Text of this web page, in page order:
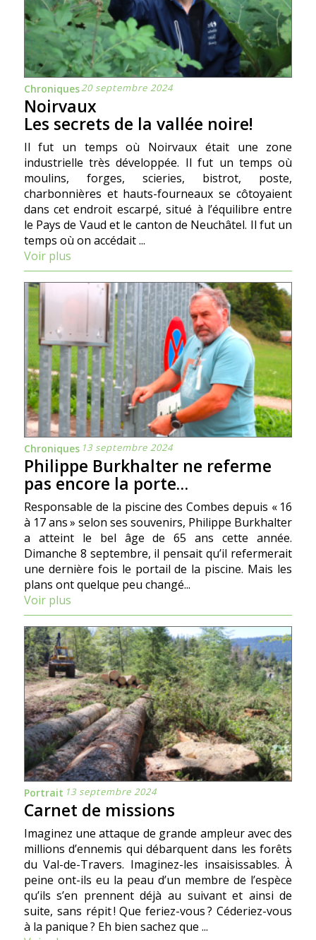
Chroniques20 septembre 2024
Noirvaux
Les secrets de la vallée noire!
Il fut un temps où Noirvaux était une zone
industrielle très développée. Il fut un temps où
moulins, forges, scieries, bistrot, poste,
charbonnières et hauts-fourneaux se côtoyaient
dans cet endroit escarpé, situé à l’équilibre entre
le Pays de Vaud et le canton de Neuchâtel. Il fut un
temps où on accédait ...
Voir plus
Chroniques 13 septembre 2024
Philippe Burkhalter ne referme
pas encore la porte…
Responsable de la piscine des Combes depuis « 16
à 17 ans » selon ses souvenirs, Philippe Burkhalter
a atteint le bel âge de 65 ans cette année.
Dimanche 8 septembre, il pensait qu’il refermerait
une dernière fois le portail de la piscine. Mais les
plans ont quelque peu changé...
Voir plus
Portrait 13 septembre 2024
Carnet de missions
Imaginez une attaque de grande ampleur avec des
millions d’ennemis qui débarquent dans les forêts
du Val-de-Travers. Imaginez-les insaisissables. À
peine ont-ils eu la peau d’un membre de l’espèce
qu’ils s’en prennent déjà au suivant et ainsi de
suite, sans répit ! Que feriez-vous ? Céderiez-vous
à la panique ? Eh bien sachez que ...